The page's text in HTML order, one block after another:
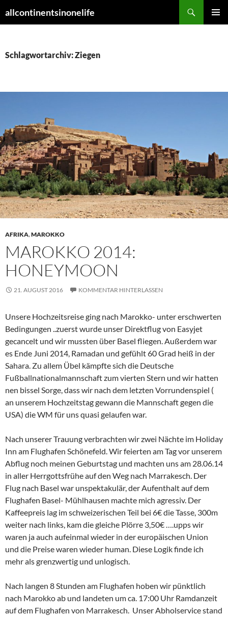
Inhalt
allcontinentsinonelife
Schlagwortarchiv: Ziegen
AFRIKA,MAROKKO
MAROKKO 2014:
HONEYMOON
21. AUGUST 2016 KOMMENTAR HINTERLASSEN
Unsere Hochzeitsreise ging nach Marokko- unter erschwerten
Bedingungen ..zuerst wurde unser Direktflug von Easyjet
gecancelt und wir mussten über Basel fliegen. Außerdem war
es Ende Juni 2014, Ramadan und gefühlt 60 Grad heiß in der
Sahara. Zu allem Übel kämpfte sich die Deutsche
Fußballnationalmannschaft zum vierten Stern und wir hatten
nen bissel Sorge, dass wir nach dem letzten Vorrundenspiel (
an unserem Hochzeitstag gewann die Mannschaft gegen die
USA) die WM für uns quasi gelaufen war.
Nach unserer Trauung verbrachten wir zwei Nächte im Holiday
Inn am Flughafen Schönefeld. Wir feierten am Tag vor unserem
Abflug noch meinen Geburtstag und machten uns am 28.06.14
in aller Herrgottsfrühe auf den Weg nach Marrakesch. Der
Flug nach Basel war unspektakulär, der Aufenthalt auf dem
Flughafen Basel- Mühlhausen machte mich agressiv. Der
Kaffeepreis lag im schweizerischen Teil bei 6€ die Tasse, 300m
weiter nach links, kam die gleiche Plörre 3,50€ ….upps wir
waren ja auch aufeinmal wieder in der europäischen Union
und die Preise waren wieder human. Diese Logik finde ich
mehr als grenzwertig und unlogisch.
Nach langen 8 Stunden am Flughafen hoben wir pünktlich
nach Marokko ab und landeten um ca. 17:00 Uhr Ramdanzeit
auf dem Flughafen von Marrakesch. Unser Abholservice stand